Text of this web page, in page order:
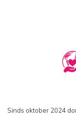
Sinds oktober 2024